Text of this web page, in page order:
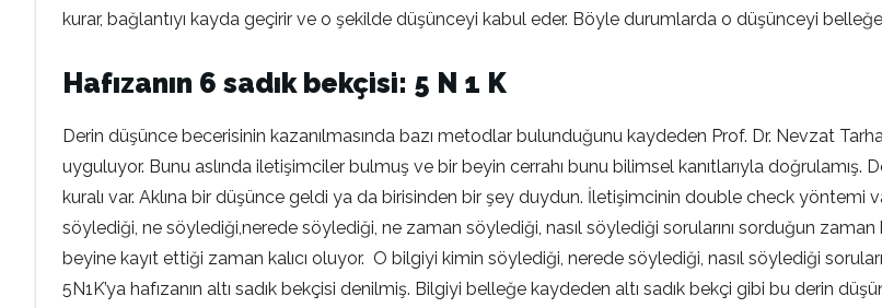
kurar, bağlantıyı kayda geçirir ve o şekilde düşünceyi kabul eder. Böyle durumlarda o düşünceyi
Hafızanın 6 sadık bekçisi: 5 N 1 K
Derin düşünce becerisinin kazanılmasında bazı metodlar bulunduğunu kaydeden Prof. Dr. Nevzat
uyguluyor. Bunu aslında iletişimciler bulmuş ve bir beyin cerrahı bunu bilimsel kanıtlarıyla
kuralı var. Aklına bir düşünce geldi ya da birisinden bir şey duydun. İletişimcinin double check yöntemi
söylediği, ne söylediği,nerede söylediği, ne zaman söylediği, nasıl söylediği sorularını sorduğun
beyine kayıt ettiği zaman kalıcı oluyor. O bilgiyi kimin söylediği, nerede söylediği, nasıl söylediği
5N1K’ya hafızanın altı sadık bekçisi denilmiş. Bilgiyi belleğe kaydeden altı sadık bekçi gibi bu derin